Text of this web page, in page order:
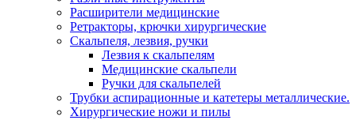
Расширители медицинские
Ретракторы, крючки хирургические
Скальпеля, лезвия, ручки
Лезвия к скальпелям
Медицинские скальпели
Ручки для скальпелей
Трубки аспирационные и катетеры металлические.
Хирургические ножи и пилы